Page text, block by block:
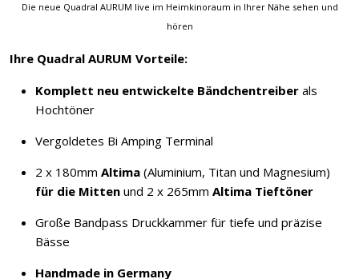
Die neue Quadral AURUM live im Heimkinoraum in Ihrer Nähe sehen und
hören
Ihre Quadral AURUM Vorteile:
Komplett neu entwickelte Bändchentreiber als
Hochtöner
Vergoldetes Bi Amping Terminal
2 x 180mm Altima (Aluminium, Titan und Magnesium)
für die Mitten und 2 x 265mm Altima Tieftöner
Große Bandpass Druckkammer für tiefe und präzise
Bässe
Handmade in Germany